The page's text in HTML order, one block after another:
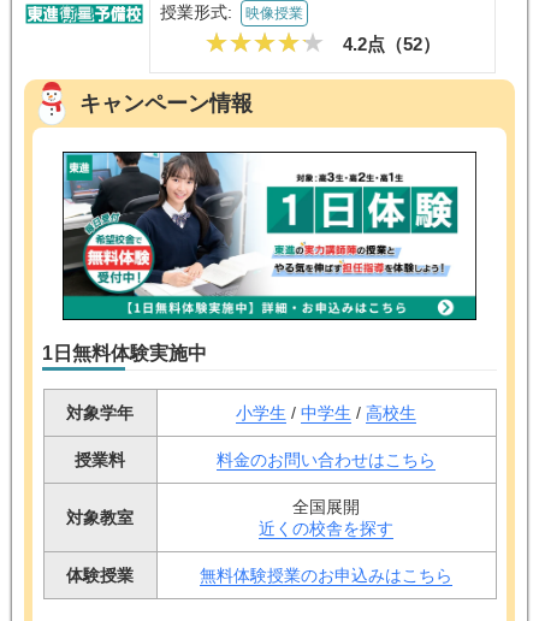
授業形式: 映像授業
4.2点（52）
キャンペーン情報
1日無料体験実施中
対象学年 小学生 / 中学生 / 高校生
授業料 料金のお問い合わせはこちら
対象教室
全国展開
近くの校舎を探す
体験授業 無料体験授業のお申込みはこちら